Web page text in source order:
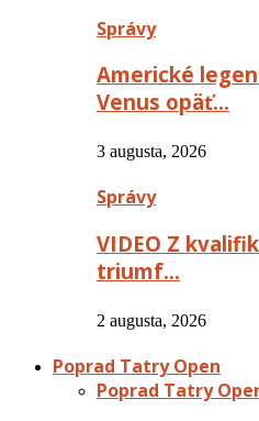
Správy
Americké
Venus opäť…
3 augusta, 2026
Správy
VIDEO Z
triumf…
2 augusta, 2026
Poprad Tatry Open
Poprad Tatry